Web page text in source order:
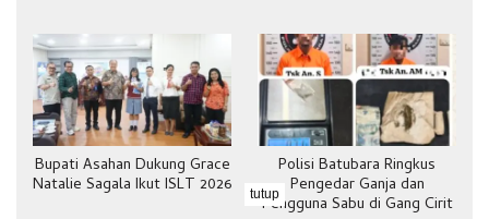
Bupati Asahan Dukung Grace
Natalie Sagala Ikut ISLT 2026
Polisi Batubara Ringkus
Pengedar Ganja dan
Pengguna Sabu di Gang Cirit
tutup